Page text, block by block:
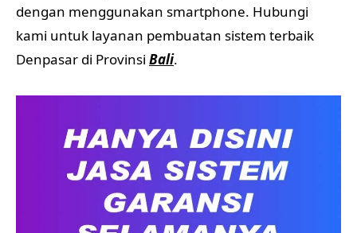
dengan menggunakan smartphone. Hubungi
kami untuk layanan pembuatan sistem terbaik
Denpasar di Provinsi Bali.